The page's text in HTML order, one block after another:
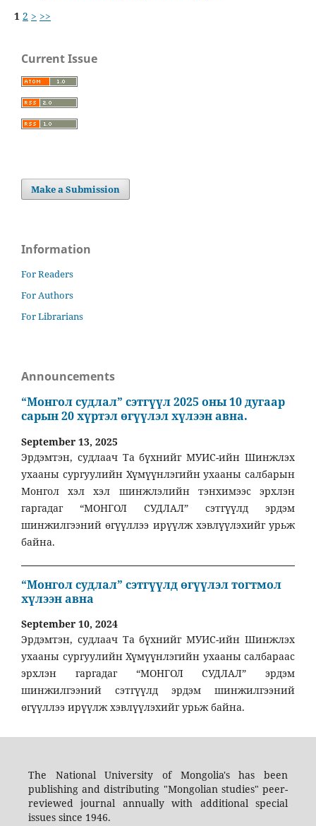
1 2 > >>
Current Issue
Make a Submission
Information
For Readers
For Authors
For Librarians
Announcements
“Монгол судлал” сэтгүүл 2025 оны 10 дугаар
сарын 20 хүртэл өгүүлэл хүлээн авна.
September 13, 2025
Эрдэмтэн, судлаач Та бүхнийг МУИС-ийн Шинжлэх
ухааны сургуулийн Хүмүүнлэгийн ухааны салбарын
Монгол хэл хэл шинжлэлийн тэнхимээс эрхлэн
гаргадаг “МОНГОЛ СУДЛАЛ” сэтгүүлд эрдэм
шинжилгээний өгүүллээ ирүүлж хэвлүүлэхийг урьж
байна.
“Монгол судлал” сэтгүүлд өгүүлэл тогтмол
хүлээн авна
September 10, 2024
Эрдэмтэн, судлаач Та бүхнийг МУИС-ийн Шинжлэх
ухааны сургуулийн Хүмүүнлэгийн ухааны салбараас
эрхлэн гаргадаг “МОНГОЛ СУДЛАЛ” эрдэм
шинжилгээний сэтгүүлд эрдэм шинжилгээний
өгүүллээ ирүүлж хэвлүүлэхийг урьж байна.
The National University of Mongolia's has been
publishing and distributing "Mongolian studies" peer-
reviewed journal annually with additional special
issues since 1946.